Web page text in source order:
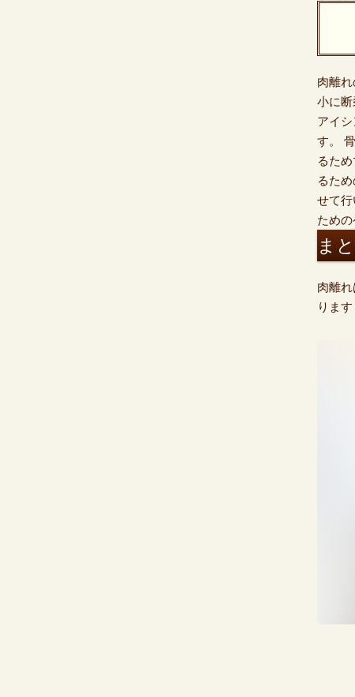
肉離
小に
アイ
す。
るた
るた
せて
ため
ま
肉離
ります